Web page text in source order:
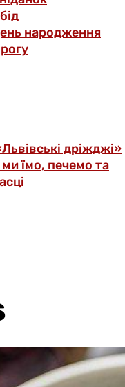
народження
дріжджі»
їмо, печемо та